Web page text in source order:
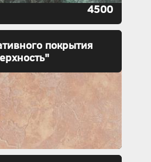
4500
покрытия